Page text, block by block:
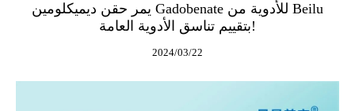
يمر حقن ديميكلومين Gadobenate للأدوية من Beilu
بتقييم تناسق الأدوية العامة!
2024/03/22